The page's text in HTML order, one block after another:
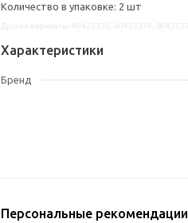
Количество в упаковке: 2 шт
Характеристики
Бренд
Персональные рекомендации